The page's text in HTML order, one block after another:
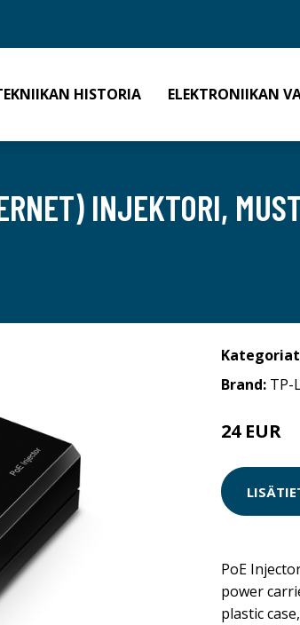
HISTORIA ELEKTRONIIKAN
INJEKTORI,
Brand: TP-
24 EUR
PoE
power
plastic